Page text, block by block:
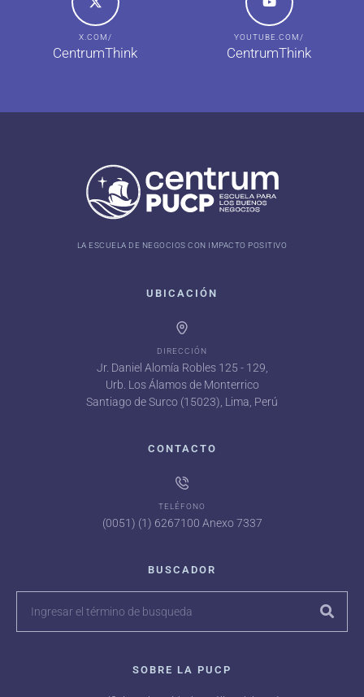
X.COM/
CentrumThink
YOUTUBE.COM/
CentrumThink
LA ESCUELA DE NEGOCIOS CON IMPACTO POSITIVO
UBICACIÓN
DIRECCIÓN
Jr. Daniel Alomía Robles 125 - 129,
Urb. Los Álamos de Monterrico
Santiago de Surco (15023), Lima, Perú
CONTACTO
TELÉFONO
(0051) (1) 6267100 Anexo 7337
BUSCADOR
SOBRE LA PUCP